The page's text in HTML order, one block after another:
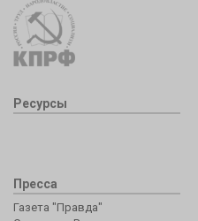
Ресурсы
Пресса
Газета "Правда"